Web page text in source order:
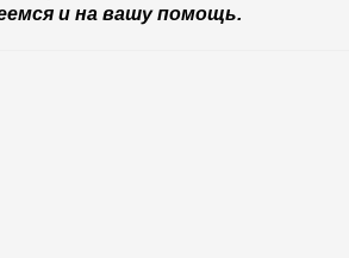
и на вашу помощь.